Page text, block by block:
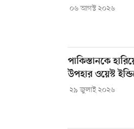
০৬ আগস্ট ২০২৬
পাকিস্তানকে
উপহার ওয়েস্ট
২৯ জুলাই ২০২৬